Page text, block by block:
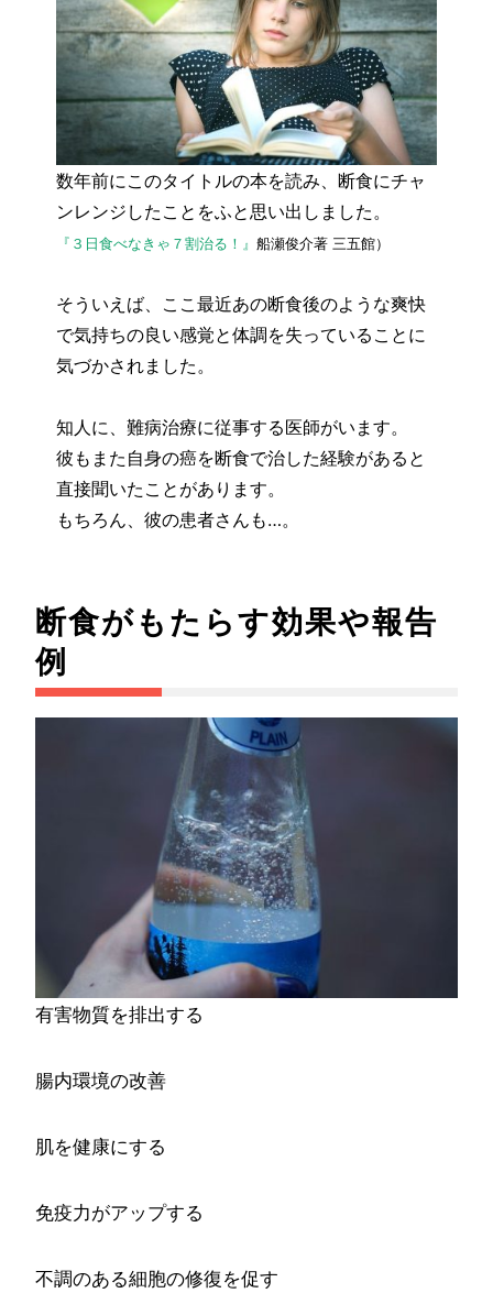
数年前にこのタイトルの本を読み、断食にチャ
ンレンジしたことをふと思い出しました。
『３日食べなきゃ７割治る！』船瀬俊介著 三五館）
そういえば、ここ最近あの断食後のような爽快
で気持ちの良い感覚と体調を失っていることに
気づかされました。
知人に、難病治療に従事する医師がいます。
彼もまた自身の癌を断食で治した経験があると
直接聞いたことがあります。
もちろん、彼の患者さんも…。
断食がもたらす効果や報告
例
有害物質を排出する
腸内環境の改善
肌を健康にする
免疫力がアップする
不調のある細胞の修復を促す